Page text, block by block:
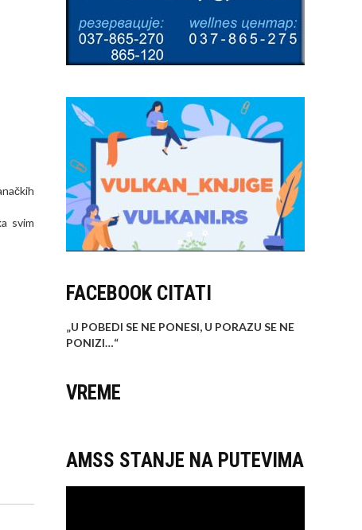
svim
FACEBOOK CITATI
„U POBEDI SE NE PONESI, U PORAZU SE NE
PONIZI…“
VREME
AMSS STANJE NA PUTEVIMA